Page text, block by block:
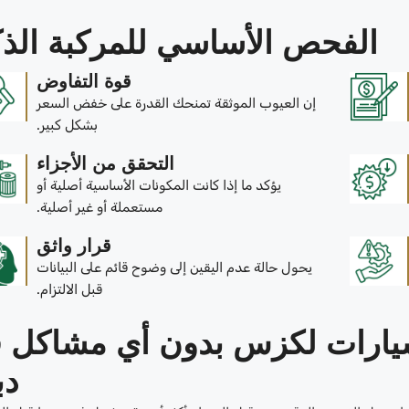
الفحص الأساسي للمركبة
قوة التفاوض
إن العيوب الموثقة تمنحك القدرة على خفض السعر
بشكل كبير.
التحقق من الأجزاء
يؤكد ما إذا كانت المكونات الأساسية أصلية أو
مستعملة أو غير أصلية.
قرار واثق
يحول حالة عدم اليقين إلى وضوح قائم على البيانات
قبل الالتزام.
لكزس بدون أي